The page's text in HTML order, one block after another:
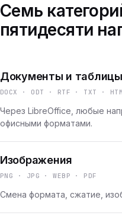
Семь
пятидесяти
Документы и таблицы
DOCX · ODT · RTF · TXT ·
Через LibreOffice, любые
офисными форматами.
Изображения
PNG · JPG · WEBP · PDF
Смена формата, сжатие,